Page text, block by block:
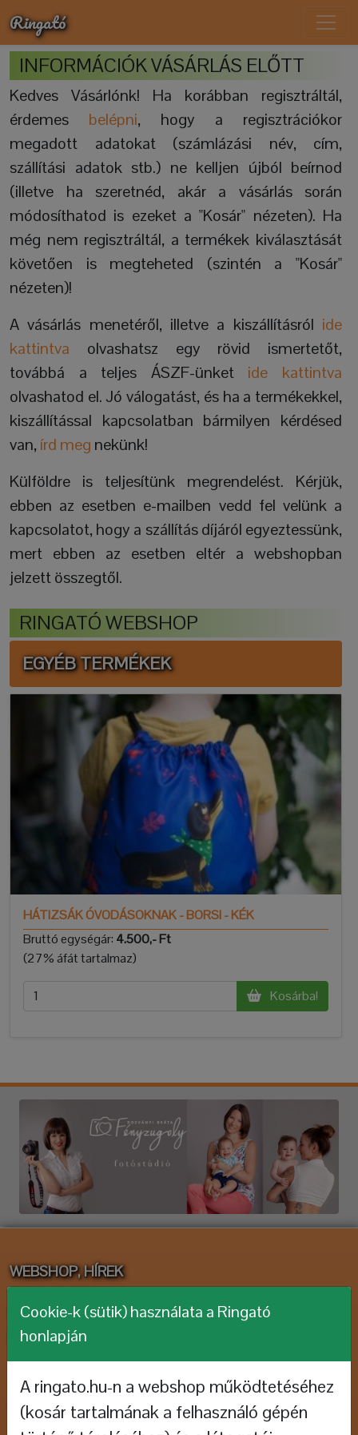
Ringató
INFORMÁCIÓK VÁSÁRLÁS ELŐTT
Kedves Vásárlónk! Ha korábban regisztráltál,
érdemes belépni, hogy a regisztrációkor
megadott adatokat (számlázási név, cím,
szállítási adatok stb.) ne kelljen újból beírnod
(illetve ha szeretnéd, akár a vásárlás során
módosíthatod is ezeket a "Kosár" nézeten). Ha
még nem regisztráltál, a termékek kiválasztását
követően is megteheted (szintén a "Kosár"
nézeten)!
A vásárlás menetéről, illetve a kiszállításról ide
kattintva olvashatsz egy rövid ismertetőt,
továbbá a teljes ÁSZF-ünket ide kattintva
olvashatod el. Jó válogatást, és ha a termékekkel,
kiszállítással kapcsolatban bármilyen kérdésed
van, írd meg nekünk!
Külföldre is teljesítünk megrendelést. Kérjük,
ebben az esetben e-mailben vedd fel velünk a
kapcsolatot, hogy a szállítás díjáról egyeztessünk,
mert ebben az esetben eltér a webshopban
jelzett összegtől.
RINGATÓ WEBSHOP
EGYÉB TERMÉKEK
HÁTIZSÁK ÓVODÁSOKNAK - BORSI - KÉK
Bruttó egységár: 4.500,- Ft
(27% áfát tartalmaz)
Kosárba!
WEBSHOP, HÍREK
Webshop megnyitása
Feliratkozás hírlevélre
KISGYERMEKES CSALÁDOKNAK
Cookie-k (sütik) használata a Ringató
honlapján
A ringato.hu-n a webshop működtetéséhez
(kosár tartalmának a felhasználó gépén